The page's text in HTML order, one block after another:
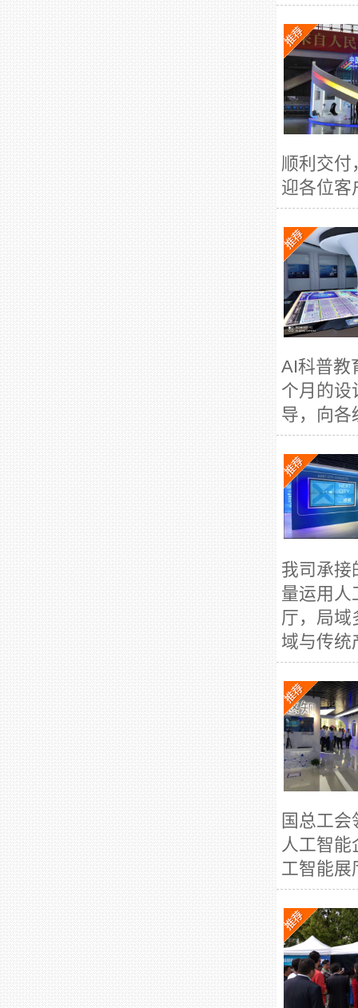
顺利交付
迎各位客
AI科普教
个月的设
导，向各
我司承接
量运用人
厅，局域
域与传统
国总工会
人工智能
工智能展